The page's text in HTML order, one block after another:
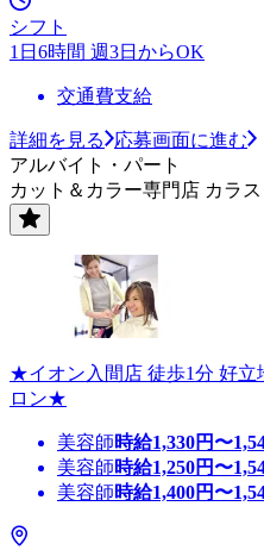
シフト
1日6時間 週3日からOK
交通費支給
詳細を見る
応募画面に進む
アルバイト・パート
カット＆カラー専門店 カラ
★イオン入間店 徒歩1分 好立
ロン★
美容師時給1,330円〜
美容師時給1,250円〜
美容師時給1,400円〜